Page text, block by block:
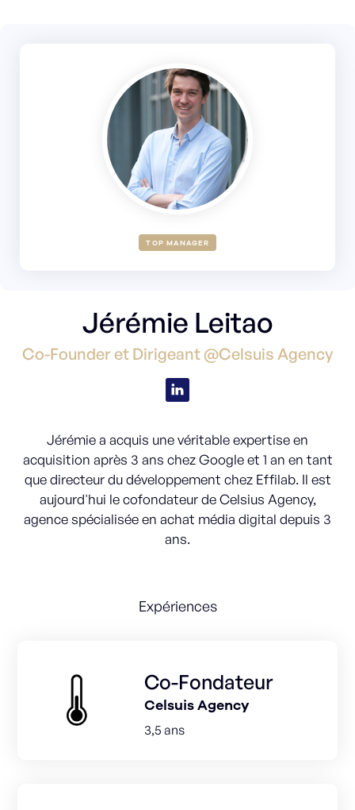
TOP MANAGER
Jérémie Leitao
Co-Founder et Dirigeant @Celsuis Agency
Jérémie a acquis une véritable expertise en
acquisition après 3 ans chez Google et 1 an en tant
que directeur du développement chez Effilab. Il est
aujourd'hui le cofondateur de Celsius Agency,
agence spécialisée en achat média digital depuis 3
ans.
Expériences
Co-Fondateur
Celsuis Agency
3,5 ans